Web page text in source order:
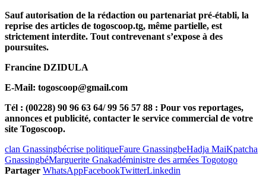
Sauf autorisation de la rédaction ou partenariat pré-établi, la
reprise des articles de togoscoop.tg, même partielle, est
strictement interdite. Tout contrevenant s’expose à des
poursuites.
Francine DZIDULA
E-Mail: togoscoop@gmail.com
Tél : (00228) 90 96 63 64/ 99 56 57 88 : Pour vos reportages,
annonces et publicité, contacter le service commercial de votre
site Togoscoop.
clan Gnassingbécrise politiqueFaure GnassingbeHadja MaiKpatcha
GnassingbéMarguerite Gnakadéministre des armées Togotogo
Partager WhatsAppFacebookTwitterLinkedin